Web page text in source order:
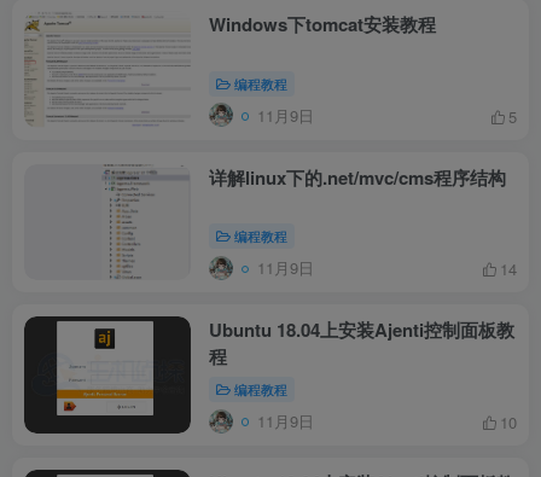
Windows下tomcat安装教程
编程教程
11月9日 5
详解linux下的.net/mvc/cms程序结构
编程教程
11月9日 14
Ubuntu 18.04上安装Ajenti控制面板教
程
编程教程
11月9日 10